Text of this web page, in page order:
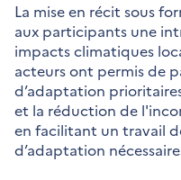
La mise en récit sous
aux participants une
impacts climatiques
acteurs ont permis de
d’adaptation
et la réduction de
en facilitant un travail
d’adaptation